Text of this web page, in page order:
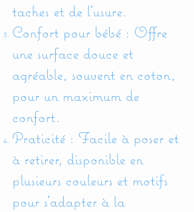
taches et de l'usure.
Confort pour bébé : Offre
une surface douce et
agréable, souvent en coton,
pour un maximum de
confort.
Praticité : Facile à poser et
à retirer, disponible en
plusieurs couleurs et motifs
pour s'adapter à la